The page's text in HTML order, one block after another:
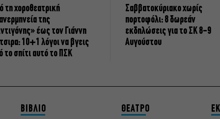
τη χοροθεατρική
της
έως τον Γιάννη
10+1 λόγοι να βγεις
το σπίτι αυτό το ΠΣΚ
Σαββατοκύριακο χωρίς
πορτοφόλι: 8 δωρεάν
εκδηλώσεις για το ΣΚ 8-9
Αυγούστου
ΒΙΒΛΙΟ
ΘΕΑΤΡΟ